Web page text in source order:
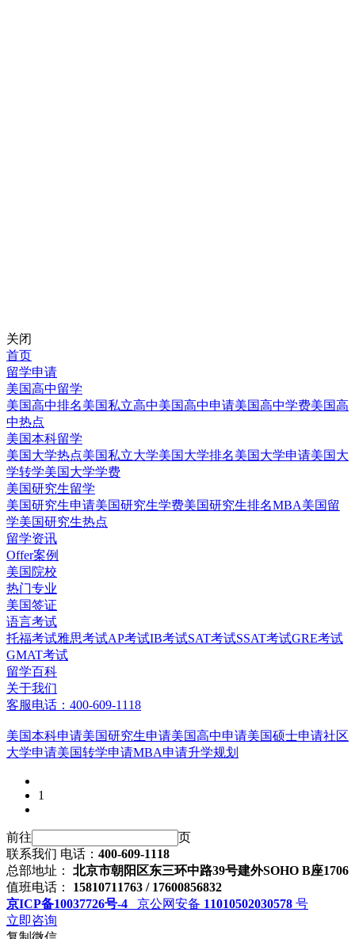
关闭
首页
留学申请
美国高中留学
美国高中排名美国私立高中美国高中申请美国高中学费美国高
中热点
美国本科留学
美国大学热点美国私立大学美国大学排名美国大学申请美国大
学转学美国大学学费
美国研究生留学
美国研究生申请美国研究生学费美国研究生排名MBA美国留
学美国研究生热点
留学资讯
Offer案例
美国院校
热门专业
美国签证
语言考试
托福考试雅思考试AP考试IB考试SAT考试SSAT考试GRE考试
GMAT考试
留学百科
关于我们
客服电话：400-609-1118
美国本科申请美国研究生申请美国高中申请美国硕士申请社区
大学申请美国转学申请MBA申请升学规划
1
前往
页
联系我们 电话： 400-609-1118
总部地址： 北京市朝阳区东三环中路39号建外SOHO B座1706
值班电话： 15810711763 / 17600856832
京ICP备10037726号-4 京公网安备 11010502030578 号
立即咨询